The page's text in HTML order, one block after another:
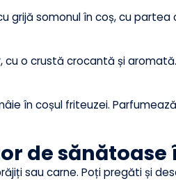
pentru a le usca ușor.
semințele peste muștar și
cu grijă somonul în coș, cu
cu o crustă crocantă și